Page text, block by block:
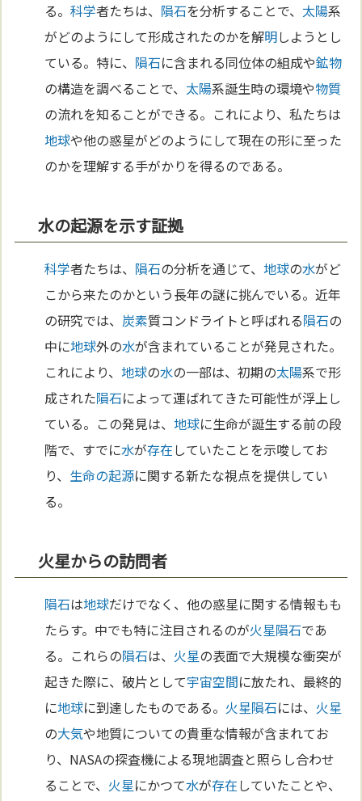
る。科学者たちは、 隕石を分析することで、 太陽系
がどのようにして形成されたのかを解明しようとし
ている。特に、 隕石に含まれる同位体の組成や鉱物
の構造を調べることで、 太陽系誕生時の環境や物質
の流れを知ることができる。これにより、私たちは
地球や他の惑星がどのようにして現在の形に至った
のかを理解する手がかりを得るのである。
水の起源を示す証拠
科学者たちは、 隕石の分析を通じて、地球の水がど
こから来たのかという長年の謎に挑んでいる。近年
の研究では、 炭素質コンドライトと呼ばれる隕石の
中に地球外の水が含まれていることが発見された。
これにより、地球の水の一部は、初期の太陽系で形
成された隕石によって運ばれてきた可能性が浮上し
ている。この発見は、地球に生命が誕生する前の段
階で、すでに水が存在していたことを示唆してお
り、 生命の起源に関する新たな視点を提供してい
る。
火星からの訪問者
隕石は地球だけでなく、他の惑星に関する情報もも
たらす。中でも特に注目されるのが火星隕石であ
る。これらの隕石は、 火星の表面で大規模な衝突が
起きた際に、破片として宇宙空間に放たれ、最終的
に地球に到達したものである。 火星隕石には、 火星
の大気や地質についての貴重な情報が含まれてお
り、NASAの探査機による現地調査と照らし合わせ
ることで、 火星にかつて水が存在していたことや、